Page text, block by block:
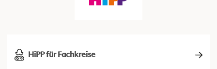
HiPP für Fachkreise